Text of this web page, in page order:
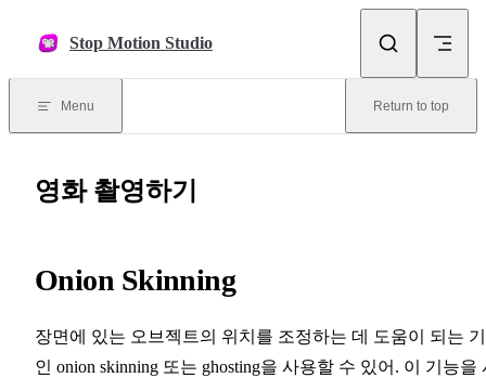
Stop Motion Studio
Menu Return to top
영화 촬영하기
Onion Skinning
장면에 있는 오브젝트의 위치를 조정하는 데 도움이 되는
인 onion skinning 또는 ghosting을 사용할 수 있어. 이 기능을